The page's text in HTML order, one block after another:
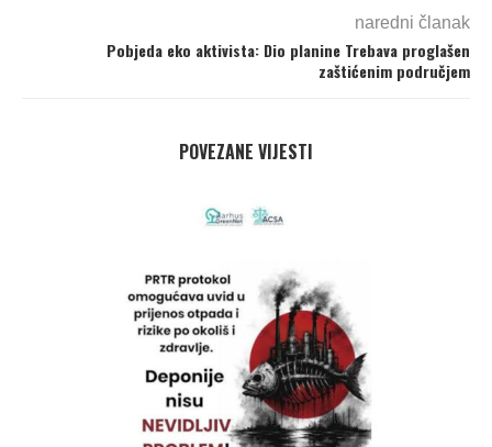
naredni članak
Pobjeda eko aktivista: Dio planine Trebava proglašen
zaštićenim područjem
POVEZANE VIJESTI